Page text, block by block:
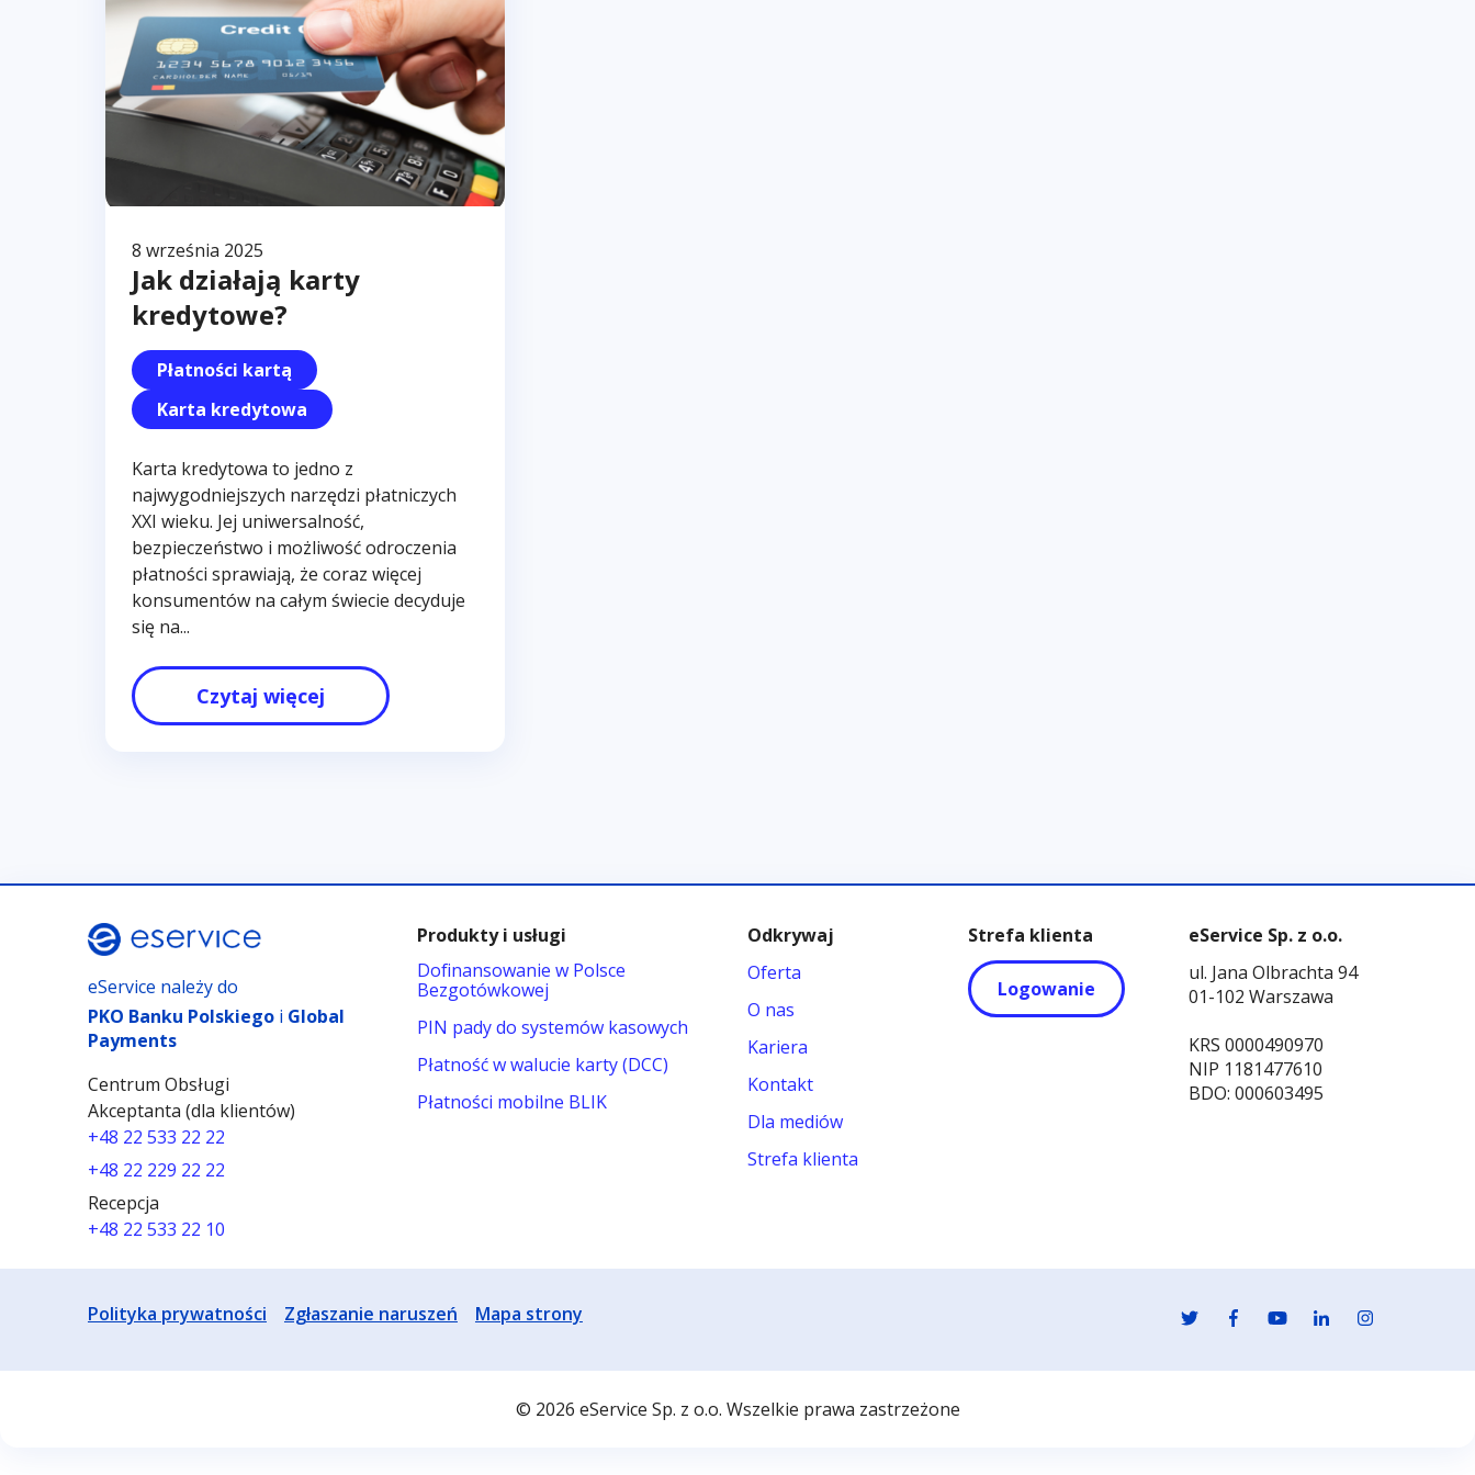
8 września 2025
Jak działają karty
kredytowe?
Płatności kartą
Karta kredytowa
Karta kredytowa to jedno z
najwygodniejszych narzędzi płatniczych
XXI wieku. Jej uniwersalność,
bezpieczeństwo i możliwość odroczenia
płatności sprawiają, że coraz więcej
konsumentów na całym świecie decyduje
się na...
Czytaj więcej
eService należy do
PKO Banku Polskiegoi Global
Payments
Centrum Obsługi
Akceptanta (dla klientów)
+48 22 533 22 22
+48 22 229 22 22
Recepcja
+48 22 533 22 10
Produkty i usługi
Dofinansowanie w Polsce
Bezgotówkowej
PIN pady do systemów kasowych
Płatność w walucie karty (DCC)
Płatności mobilne BLIK
Odkrywaj
Oferta
O nas
Kariera
Kontakt
Dla mediów
Strefa klienta
Strefa klienta
Logowanie
eService Sp. z o.o.
ul. Jana Olbrachta 94
01-102 Warszawa
KRS 0000490970
NIP 1181477610
BDO: 000603495
Polityka prywatności Zgłaszanie naruszeń Mapa strony
© 2026 eService Sp. z o.o. Wszelkie prawa zastrzeżone